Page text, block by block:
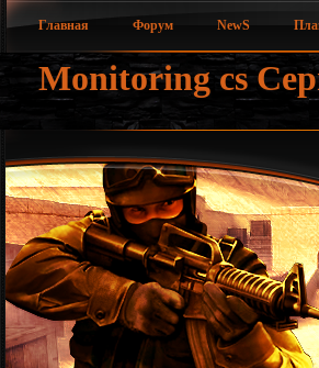
Главная Форум NewS
Monitoring cs